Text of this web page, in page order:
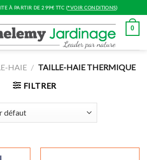
À PARTIR DE 299€ TTC (*VOIR CONDITIONS)
0
HAIE / TAILLE-HAIE THERMIQUE
FILTRER